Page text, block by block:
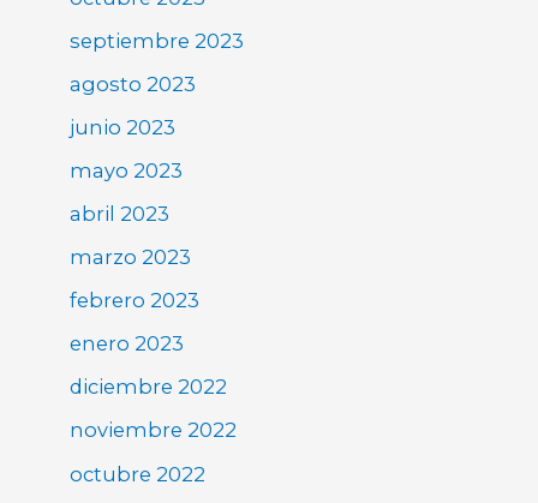
septiembre 2023
agosto 2023
junio 2023
mayo 2023
abril 2023
marzo 2023
febrero 2023
enero 2023
diciembre 2022
noviembre 2022
octubre 2022